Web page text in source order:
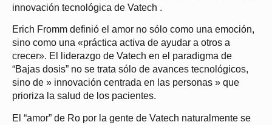
innovación tecnológica de Vatech .
Erich Fromm definió el amor no sólo como una emoción,
sino como una «práctica activa de ayudar a otros a
crecer». El liderazgo de Vatech en el paradigma de
“Bajas dosis” no se trata sólo de avances tecnológicos,
sino de » innovación centrada en las personas » que
prioriza la salud de los pacientes.
El “amor” de Ro por la gente de Vatech naturalmente se